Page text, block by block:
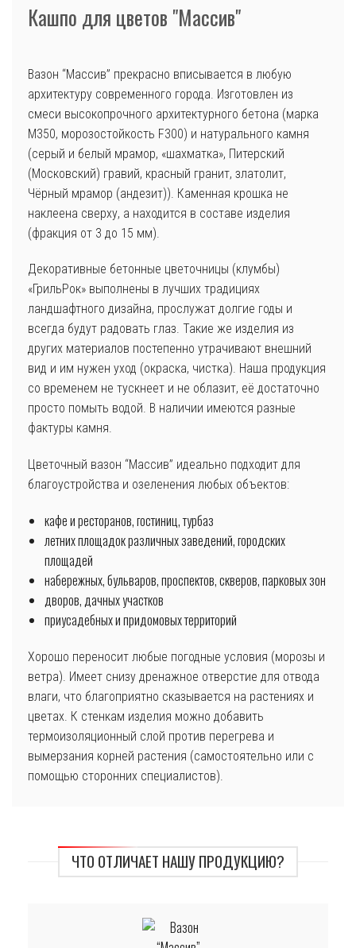
Кашпо для цветов "Массив"
Вазон “Массив” прекрасно вписывается в любую
архитектуру современного города. Изготовлен из
смеси высокопрочного архитектурного бетона (марка
М350, морозостойкость F300) и натурального камня
(серый и белый мрамор, «шахматка», Питерский
(Московский) гравий, красный гранит, златолит,
Чёрный мрамор (андезит)). Каменная крошка не
наклеена сверху, а находится в составе изделия
(фракция от 3 до 15 мм).
Декоративные бетонные цветочницы (клумбы)
«ГрильРок» выполнены в лучших традициях
ландшафтного дизайна, прослужат долгие годы и
всегда будут радовать глаз. Такие же изделия из
других материалов постепенно утрачивают внешний
вид и им нужен уход (окраска, чистка). Наша продукция
со временем не тускнеет и не облазит, её достаточно
просто помыть водой. В наличии имеются разные
фактуры камня.
Цветочный вазон “Массив” идеально подходит для
благоустройства и озеленения любых объектов:
кафе и ресторанов, гостиниц, турбаз
летних площадок различных заведений, городских
площадей
набережных, бульваров, проспектов, скверов, парковых зон
дворов, дачных участков
приусадебных и придомовых территорий
Хорошо переносит любые погодные условия (морозы и
ветра). Имеет снизу дренажное отверстие для отвода
влаги, что благоприятно сказывается на растениях и
цветах. К стенкам изделия можно добавить
термоизоляционный слой против перегрева и
вымерзания корней растения (самостоятельно или с
помощью сторонних специалистов).
ЧТО ОТЛИЧАЕТ НАШУ ПРОДУКЦИЮ?